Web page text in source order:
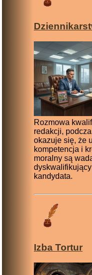
Rozmowa
redakcji,
okazuje się, że
kompetencja i
moralny są
kandydata.
Izba Tortur